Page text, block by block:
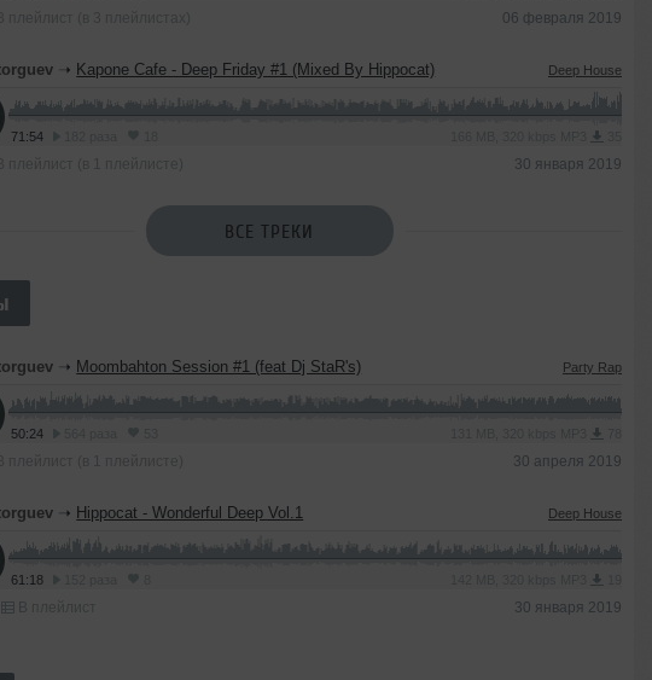
В плейлист (в 3 плейлистах) 06 февраля 2019
➝ Kapone Cafe - Deep Friday #1 (Mixed By Hippocat) Deep House
71:54
В плейлист (в 1 плейлисте) 30 января 2019
ВСЕ ТРЕКИ
➝ Moombahton Session #1 (feat Dj StaR's) Party Rap
50:24
В плейлист (в 1 плейлисте) 30 апреля 2019
➝ Hippocat - Wonderful Deep Vol.1 Deep House
61:18
В плейлист 30 января 2019